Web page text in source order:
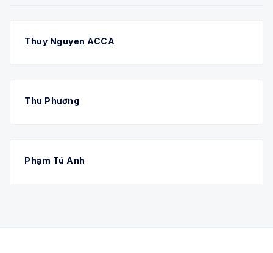
Thuy Nguyen ACCA
Thu Phương
Phạm Tú Anh